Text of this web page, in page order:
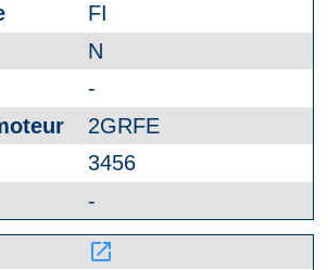
FI
N
-
2GRFE
3456
-
launch